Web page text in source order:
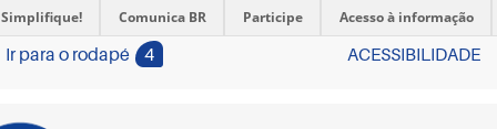
Simplifique! Comunica BR Participe Acesso à informação
Ir para o rodapé 4 ACESSIBILIDADE